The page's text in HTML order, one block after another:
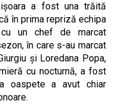
a fost una trăită
în prima repriză echipa
un chef de marcat
în care s-au marcat
și Loredana Popa,
cu nocturnă, a fost
oaspete a avut chiar